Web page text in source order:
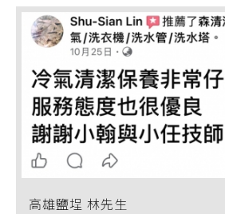
高雄鹽埕 林先生